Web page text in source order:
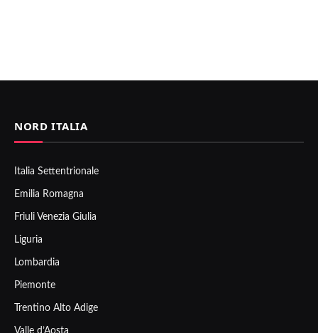
NORD ITALIA
Italia Settentrionale
Emilia Romagna
Friuli Venezia Giulia
Liguria
Lombardia
Piemonte
Trentino Alto Adige
Valle d’Aosta